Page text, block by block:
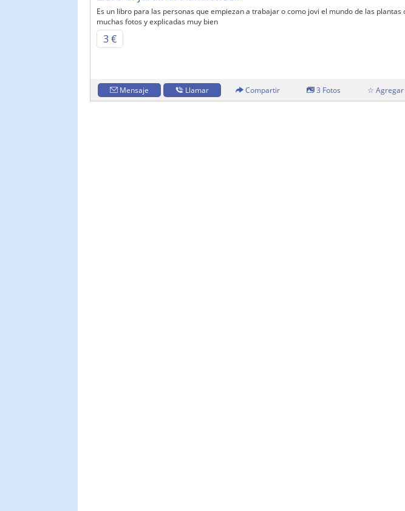
Es un libro para las personas que empiezan a trabajar o como jovi el mundo de las plantas
muchas fotos y explicadas muy bien
3 €
Mensaje Llamar Compartir 3 Fotos ☆ Agregar